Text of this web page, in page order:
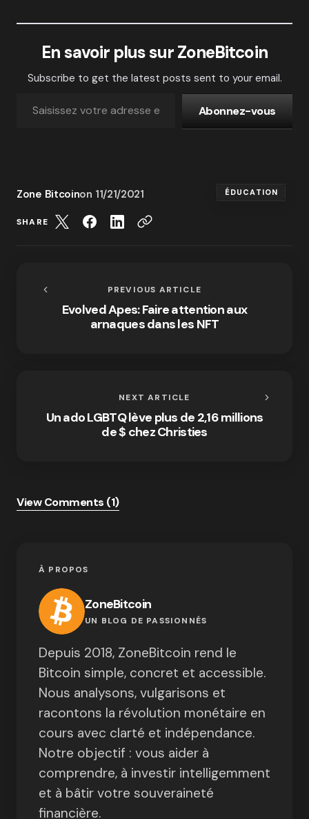
En savoir plus sur ZoneBitcoin
Subscribe to get the latest posts sent to your email.
Abonnez-vous
Zone Bitcoinon 11/21/2021 ÉDUCATION
SHARE
PREVIOUS ARTICLE
Evolved Apes: Faire attention aux
arnaques dans les NFT
NEXT ARTICLE
Un ado LGBTQ lève plus de 2,16 millions
de $ chez Christies
View Comments (1)
À PROPOS
ZoneBitcoin
UN BLOG DE PASSIONNÉS
Depuis 2018, ZoneBitcoin rend le
Bitcoin simple, concret et accessible.
Nous analysons, vulgarisons et
racontons la révolution monétaire en
cours avec clarté et indépendance.
Notre objectif : vous aider à
comprendre, à investir intelligemment
et à bâtir votre souveraineté
financière.